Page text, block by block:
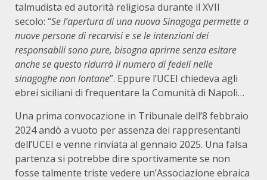
talmudista ed autorità religiosa durante il XVII
secolo: “Se l’apertura di una nuova Sinagoga permette a
nuove persone di recarvisi e se le intenzioni dei
responsabili sono pure, bisogna aprirne senza esitare
anche se questo ridurrà il numero di fedeli nelle
sinagoghe non lontane”. Eppure l’UCEI chiedeva agli
ebrei siciliani di frequentare la Comunità di Napoli…
Una prima convocazione in Tribunale dell’8 febbraio
2024 andò a vuoto per assenza dei rappresentanti
dell’UCEI e venne rinviata al gennaio 2025. Una falsa
partenza si potrebbe dire sportivamente se non
fosse talmente triste vedere un’Associazione ebraica